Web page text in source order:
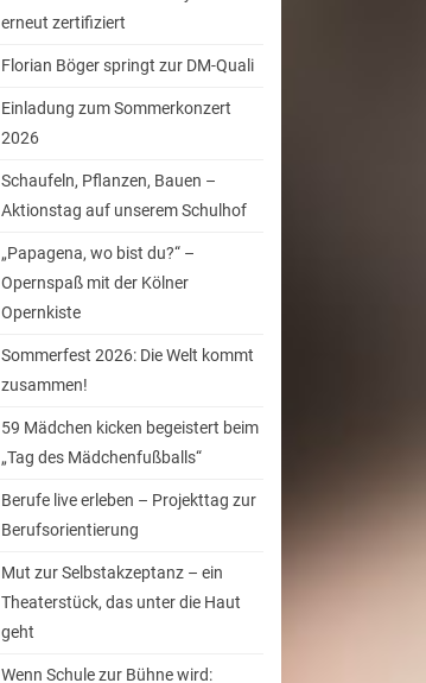
erneut zertifiziert
Florian Böger springt zur DM-Quali
Einladung zum Sommerkonzert
2026
Schaufeln, Pflanzen, Bauen –
Aktionstag auf unserem Schulhof
„Papagena, wo bist du?“ –
Opernspaß mit der Kölner
Opernkiste
Sommerfest 2026: Die Welt kommt
zusammen!
59 Mädchen kicken begeistert beim
„Tag des Mädchenfußballs“
Berufe live erleben – Projekttag zur
Berufsorientierung
Mut zur Selbstakzeptanz – ein
Theaterstück, das unter die Haut
geht
Wenn Schule zur Bühne wird: